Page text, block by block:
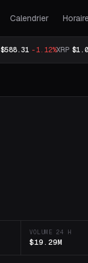
Calendrier
$588.31 -1.12%XRP
VOLUME 24 H
$19.29M